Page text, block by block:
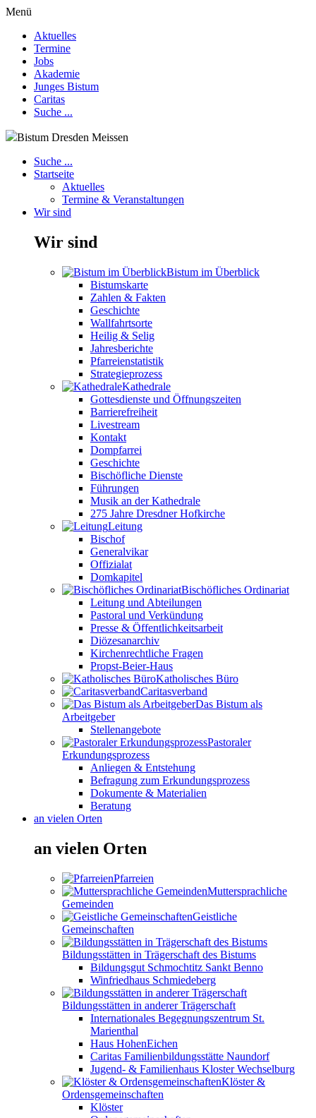
Menü
Aktuelles
Termine
Jobs
Akademie
Junges Bistum
Caritas
Suche ...
Bistum Dresden Meissen
Suche ...
Startseite
Aktuelles
Termine & Veranstaltungen
Wir sind
Wir sind
Bistum im Überblick
Bistumskarte
Zahlen & Fakten
Geschichte
Wallfahrtsorte
Heilig & Selig
Jahresberichte
Pfarreienstatistik
Strategieprozess
Kathedrale
Gottesdienste und Öffnungszeiten
Barrierefreiheit
Livestream
Kontakt
Dompfarrei
Geschichte
Bischöfliche Dienste
Führungen
Musik an der Kathedrale
275 Jahre Dresdner Hofkirche
Leitung
Bischof
Generalvikar
Offizialat
Domkapitel
Bischöfliches Ordinariat
Leitung und Abteilungen
Pastoral und Verkündung
Presse & Öffentlichkeitsarbeit
Diözesanarchiv
Kirchenrechtliche Fragen
Propst-Beier-Haus
Katholisches Büro
Caritasverband
Das Bistum als
Arbeitgeber
Stellenangebote
Pastoraler
Erkundungsprozess
Anliegen & Entstehung
Befragung zum Erkundungsprozess
Dokumente & Materialien
Beratung
an vielen Orten
an vielen Orten
Pfarreien
Muttersprachliche
Gemeinden
Geistliche
Gemeinschaften
Bildungsstätten in Trägerschaft des Bistums
Bildungsgut Schmochtitz Sankt Benno
Winfriedhaus Schmiedeberg
Bildungsstätten in anderer Trägerschaft
Internationales Begegnungszentrum St.
Marienthal
Haus HohenEichen
Caritas Familienbildungsstätte Naundorf
Jugend- & Familienhaus Kloster Wechselburg
Klöster &
Ordensgemeinschaften
Klöster